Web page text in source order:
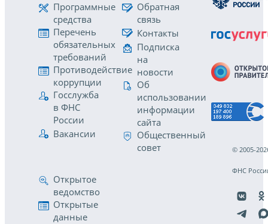
Программные
средства
Перечень
обязательных
требований
Противодействие
коррупции
Госслужба
в ФНС
России
Вакансии
Обратная
связь
Контакты
Подписка
на
новости
Об
использовании
информации
сайта
Общественный
совет
Открытое
ведомство
Открытые
данные
© 2005-
ФНС